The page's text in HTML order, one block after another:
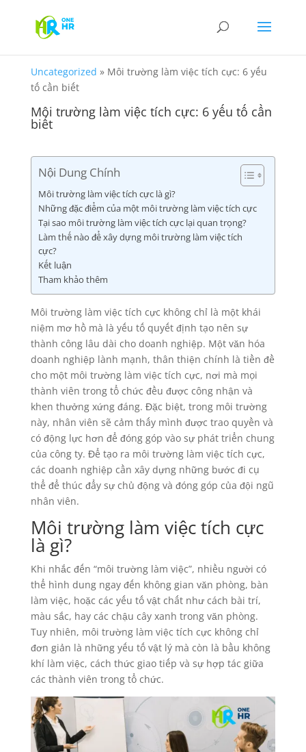
Uncategorized » Môi trường làm việc tích cực: 6 yếu
tố cần biết
Môi trường làm việc tích cực: 6 yếu tố cần
biết
Nội Dung Chính
Môi trường làm việc tích cực là gì?
Những đặc điểm của một môi trường làm việc tích cực
Tại sao môi trường làm việc tích cực lại quan trọng?
Làm thế nào để xây dựng môi trường làm việc tích
cực?
Kết luận
Tham khảo thêm
Môi trường làm việc tích cực không chỉ là một khái
niệm mơ hồ mà là yếu tố quyết định tạo nên sự
thành công lâu dài cho doanh nghiệp. Một văn hóa
doanh nghiệp lành mạnh, thân thiện chính là tiền đề
cho một môi trường làm việc tích cực, nơi mà mọi
thành viên trong tổ chức đều được công nhận và
khen thưởng xứng đáng. Đặc biệt, trong môi trường
này, nhân viên sẽ cảm thấy mình được trao quyền và
có động lực hơn để đóng góp vào sự phát triển chung
của công ty. Để tạo ra môi trường làm việc tích cực,
các doanh nghiệp cần xây dựng những bước đi cụ
thể để thúc đẩy sự chủ động và đóng góp của đội ngũ
nhân viên.
Môi trường làm việc tích cực
là gì?
Khi nhắc đến “môi trường làm việc”, nhiều người có
thể hình dung ngay đến không gian văn phòng, bàn
làm việc, hoặc các yếu tố vật chất như cách bài trí,
màu sắc, hay các chậu cây xanh trong văn phòng.
Tuy nhiên, môi trường làm việc tích cực không chỉ
đơn giản là những yếu tố vật lý mà còn là bầu không
khí làm việc, cách thức giao tiếp và sự hợp tác giữa
các thành viên trong tổ chức.